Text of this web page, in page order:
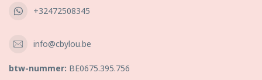
+32472508345
info@cbylou.be
btw-nummer: BE0675.395.756